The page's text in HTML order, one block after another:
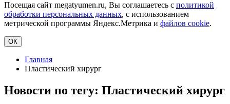
Посещая сайт megatyumen.ru, Вы соглашаетесь с политикой
обработки персональных данных, с использованием
метрической программы Яндекс.Метрика и файлов cookie.
ОК
Главная
Пластический хирург
Новости по тегу: Пластический хирург